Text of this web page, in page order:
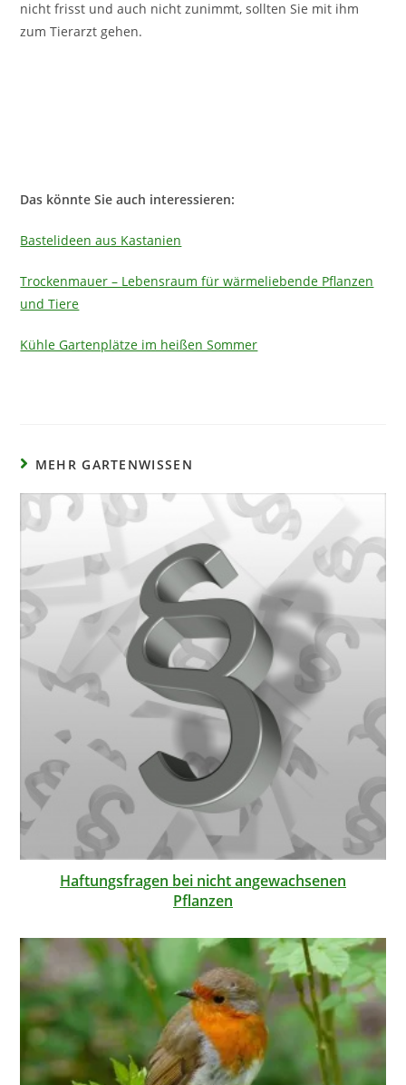
nicht frisst und auch nicht zunimmt, sollten Sie mit ihm
zum Tierarzt gehen.
Das könnte Sie auch interessieren:
Bastelideen aus Kastanien
Trockenmauer – Lebensraum für wärmeliebende Pflanzen
und Tiere
Kühle Gartenplätze im heißen Sommer
MEHR GARTENWISSEN
Haftungsfragen bei nicht angewachsenen
Pflanzen